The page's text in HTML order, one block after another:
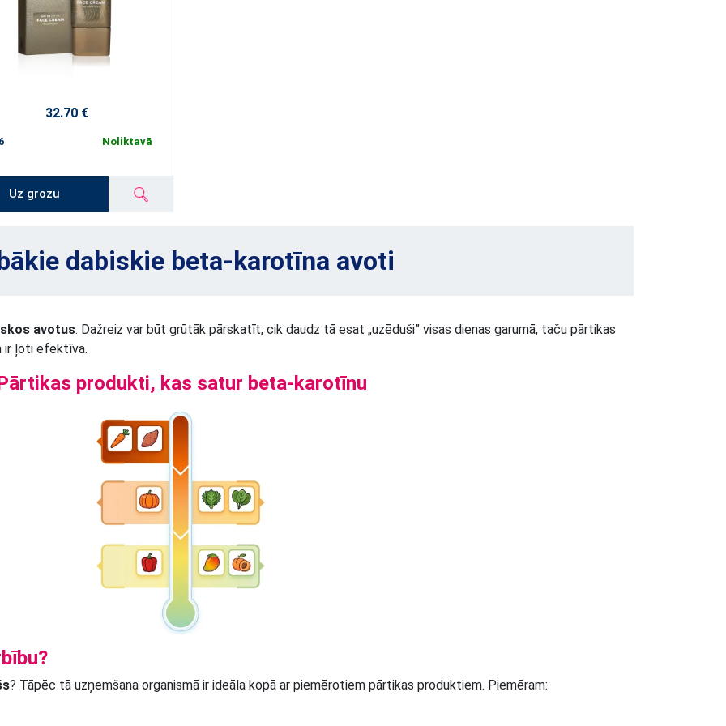
32.70 €
Noliktavā
Uz grozu
dabiskie beta-karotīna avoti
avotus. Dažreiz var būt grūtāk pārskatīt, cik daudz tā esat „uzēduši” visas dienas garumā, taču pārtikas
ir ļoti efektīva.
produkti, kas satur beta-karotīnu
? Tāpēc tā uzņemšana organismā ir ideāla kopā ar piemērotiem pārtikas produktiem. Piemēram: